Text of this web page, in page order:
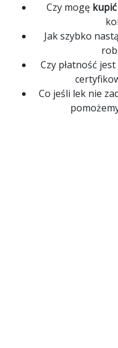
Czy mogę kupić
Jak szybko
Czy płatność
Co jeśli lek nie